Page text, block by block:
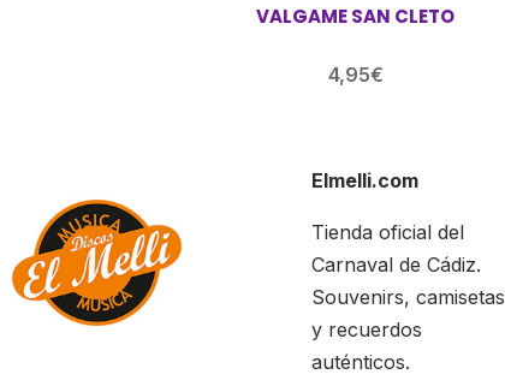
VALGAME SAN CLETO
4,95€
Elmelli.com
Tienda oficial del
Carnaval de Cádiz.
Souvenirs, camisetas
y recuerdos
auténticos.